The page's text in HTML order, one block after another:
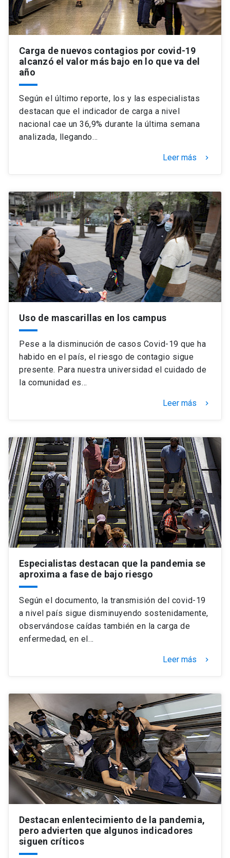
Carga de nuevos contagios por covid-19
alcanzó el valor más bajo en lo que va del
año
Según el último reporte, los y las especialistas
destacan que el indicador de carga a nivel
nacional cae un 36,9% durante la última semana
analizada, llegando…
Leer más keyboard_arrow_right
Uso de mascarillas en los campus
Pese a la disminución de casos Covid-19 que ha
habido en el país, el riesgo de contagio sigue
presente. Para nuestra universidad el cuidado de
la comunidad es…
Leer más keyboard_arrow_right
Especialistas destacan que la pandemia se
aproxima a fase de bajo riesgo
Según el documento, la transmisión del covid-19
a nivel país sigue disminuyendo sostenidamente,
observándose caídas también en la carga de
enfermedad, en el…
Leer más keyboard_arrow_right
Destacan enlentecimiento de la pandemia,
pero advierten que algunos indicadores
siguen críticos